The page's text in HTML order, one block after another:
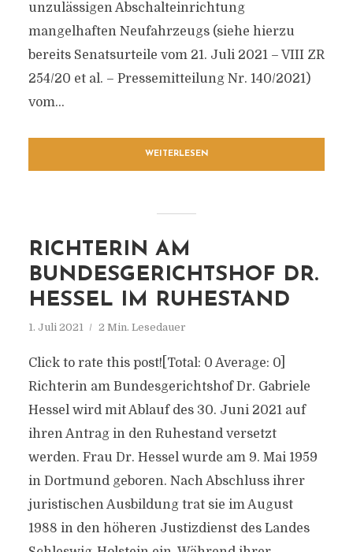
unzulässigen Abschalteinrichtung
mangelhaften Neufahrzeugs (siehe hierzu
bereits Senatsurteile vom 21. Juli 2021 – VIII ZR
254/20 et al. – Pressemitteilung Nr. 140/2021)
vom...
WEITERLESEN
RICHTERIN AM
BUNDESGERICHTSHOF DR.
HESSEL IM RUHESTAND
1. Juli 2021 2 Min. Lesedauer
Click to rate this post![Total: 0 Average: 0]
Richterin am Bundesgerichtshof Dr. Gabriele
Hessel wird mit Ablauf des 30. Juni 2021 auf
ihren Antrag in den Ruhestand versetzt
werden. Frau Dr. Hessel wurde am 9. Mai 1959
in Dortmund geboren. Nach Abschluss ihrer
juristischen Ausbildung trat sie im August
1988 in den höheren Justizdienst des Landes